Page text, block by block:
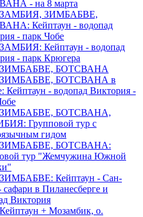
- на 8 марта
ЗИМБАБВЕ,
Кейптаун - водопад
- парк Чобе
Кейптаун - водопад
- парк Крюгера
БОТСВАНА
БОТСВАНА в
Кейптаун - водопад Виктория -
БОТСВАНА,
Групповой тур с
гидом
БОТСВАНА:
тур "Жемчужина Южной
Кейптаун - Сан-
в Пиланесберге и
Виктория
+ Мозамбик, о.